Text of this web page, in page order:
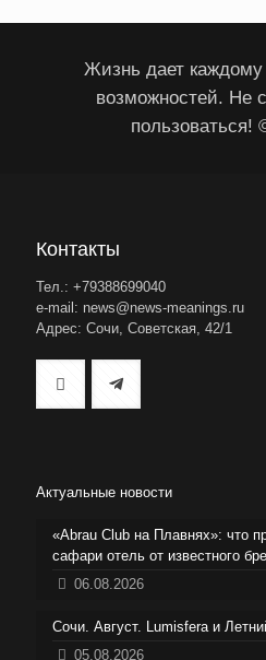
Жизнь дает
возможностей. Не
пользоваться!
Контакты
Тел.: +79388699040
e-mail: news@news-meanings.ru
Адрес: Сочи, Советская, 42/1
Актуальные новости
«Abrau Club на Плавнях»: что
сафари отель от известного
06.08.2026
Сочи. Август. Lumisfera и
05.08.2026